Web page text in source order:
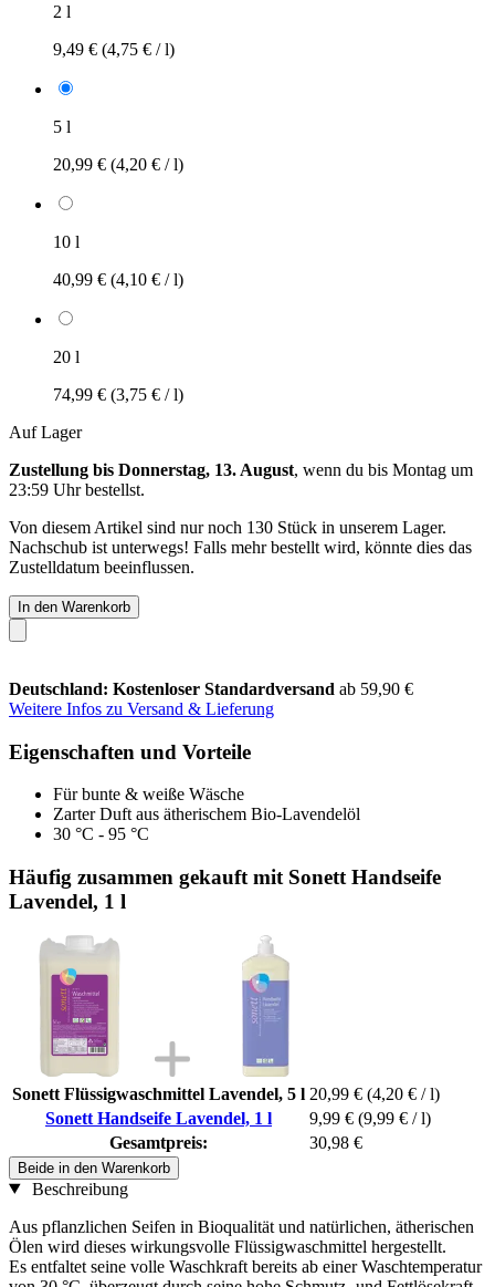
2 l
9,49 € (4,75 € / l)
5 l
20,99 € (4,20 € / l)
10 l
40,99 € (4,10 € / l)
20 l
74,99 € (3,75 € / l)
Auf Lager
Zustellung bis Donnerstag, 13. August, wenn du bis Montag um
23:59 Uhrbestellst.
Von diesem Artikel sind nur noch 130 Stück in unserem Lager.
Nachschub ist unterwegs! Falls mehr bestellt wird, könnte dies das
Zustelldatum beeinflussen.
In den Warenkorb
Deutschland: Kostenloser Standardversand ab 59,90 €
Weitere Infos zu Versand & Lieferung
Eigenschaften und Vorteile
Für bunte & weiße Wäsche
Zarter Duft aus ätherischem Bio-Lavendelöl
30 °C - 95 °C
Häufig zusammen gekauft mit Sonett Handseife
Lavendel, 1 l
Sonett Flüssigwaschmittel Lavendel, 5 l 20,99 € (4,20 € / l)
Sonett Handseife Lavendel, 1 l
9,99 € (9,99 € / l)
Gesamtpreis:
30,98 €
Beide in den Warenkorb
Beschreibung
Aus pflanzlichen Seifen in Bioqualität und natürlichen, ätherischen
Ölen wird dieses wirkungsvolle Flüssigwaschmittel hergestellt.
Es entfaltet seine volle Waschkraft bereits ab einer Waschtemperatur